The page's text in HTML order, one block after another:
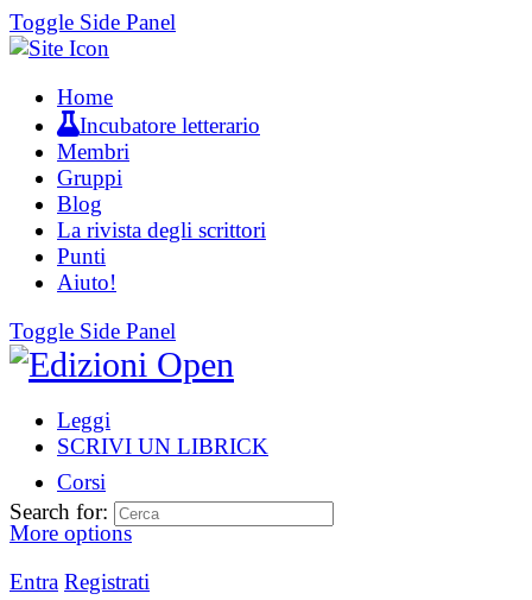
Toggle Side Panel
Home
Incubatore letterario
Membri
Gruppi
Blog
La rivista degli scrittori
Punti
Aiuto!
Toggle Side Panel
Leggi
SCRIVI UN LIBRICK
Corsi
More options
Entra Registrati
Search for: